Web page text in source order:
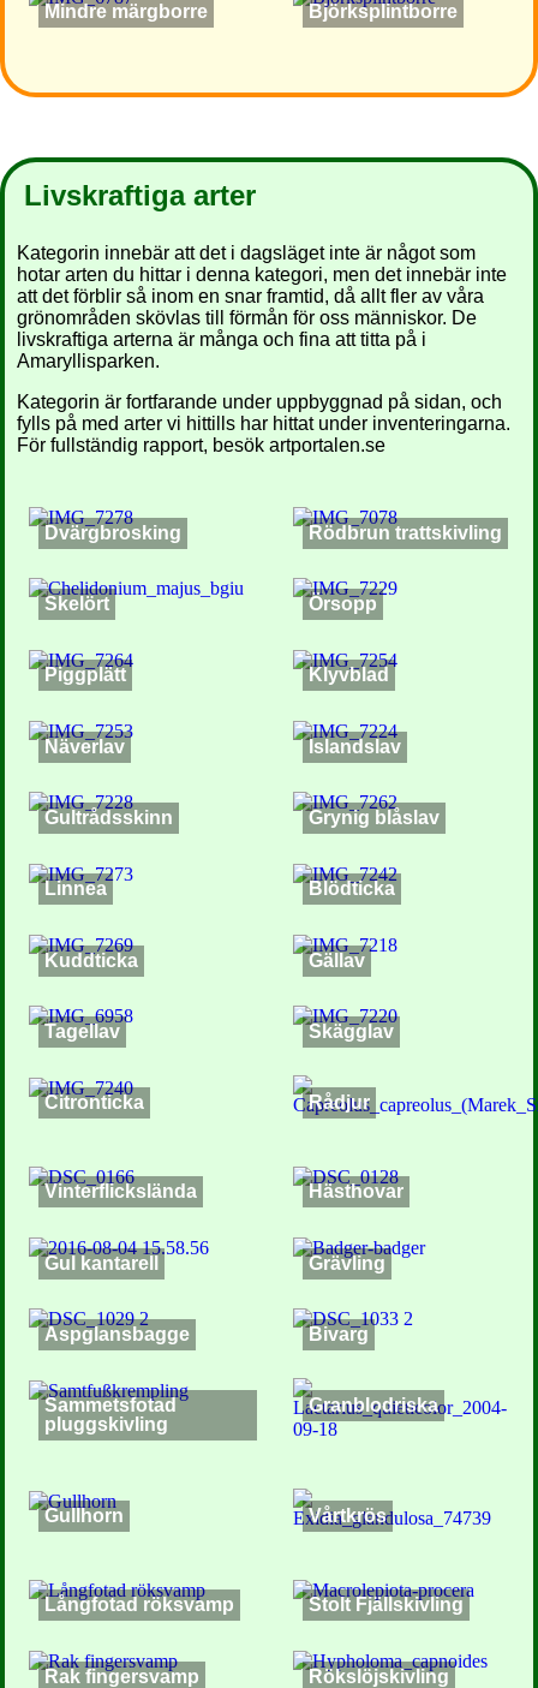
Mindre märgborre Björksplintborre
Livskraftiga arter
Kategorin innebär att det i dagsläget inte är något som
hotar arten du hittar i denna kategori, men det innebär inte
att det förblir så inom en snar framtid, då allt fler av våra
grönområden skövlas till förmån för oss människor. De
livskraftiga arterna är många och fina att titta på i
Amaryllisparken.
Kategorin är fortfarande under uppbyggnad på sidan, och
fylls på med arter vi hittills har hittat under inventeringarna.
För fullständig rapport, besök artportalen.se
Dvärgbrosking Rödbrun trattskivling
Skelört Örsopp
Piggplätt Klyvblad
Näverlav Islandslav
Gultrådsskinn Grynig blåslav
Linnea Blödticka
Kuddticka Gällav
Tagellav Skägglav
Citronticka Rådjur
Vinterflickslända Hästhovar
Gul kantarell Grävling
Aspglansbagge Bivarg
Sammetsfotad
pluggskivling
Granblodriska
Gullhorn Vårtkrös
Långfotad röksvamp Stolt Fjällskivling
Rak fingersvamp Rökslöjskivling